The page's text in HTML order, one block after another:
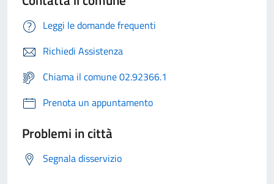
Leggi le domande frequenti
Richiedi Assistenza
Chiama il comune 02.92366.1
Prenota un appuntamento
Problemi in città
Segnala disservizio